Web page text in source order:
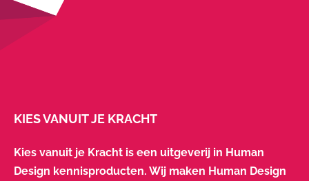
KIES VANUIT JE KRACHT
Kies vanuit je Kracht is een uitgeverij in Human
Design kennisproducten. Wij maken Human Design